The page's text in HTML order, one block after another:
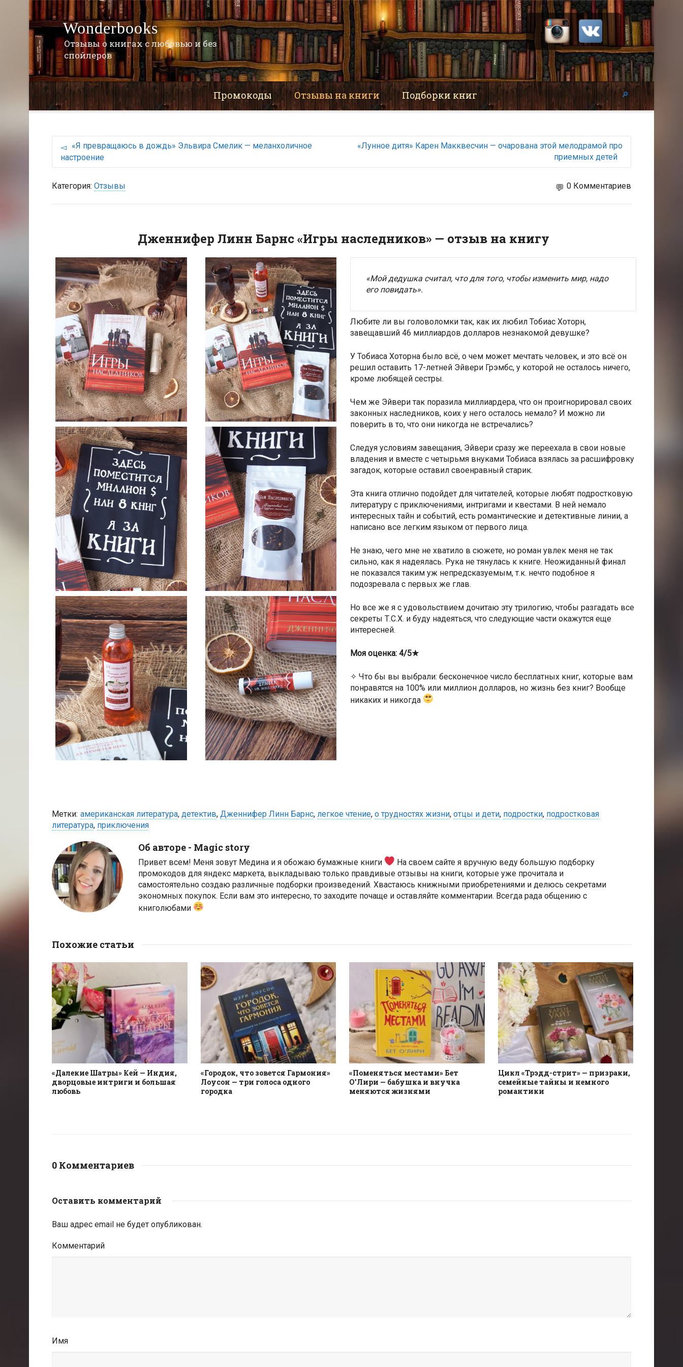
Wonderbooks
Отзывы о книгах с любовью и без
спойлеров
Промокоды Отзывы на книги Подборки книг
«Я превращаюсь в дождь» Эльвира Смелик — меланхоличное
настроение
«Лунное дитя» Карен Макквесчин — очарована этой мелодрамой про
приемных детей
Категория: Отзывы 0 Комментариев
Дженнифер Линн Барнс «Игры наследников» — отзыв на книгу
«Мой дедушка считал, что для того, чтобы изменить мир, надо
его повидать».
Любите ли вы головоломки так, как их любил Тобиас Хоторн,
завещавший 46 миллиардов долларов незнакомой девушке?
У Тобиаса Хоторна было всё, о чем может мечтать человек, и это всё он
решил оставить 17-летней Эйвери Грэмбс, у которой не осталось ничего,
кроме любящей сестры.
Чем же Эйвери так поразила миллиардера, что он проигнорировал своих
законных наследников, коих у него осталось немало? И можно ли
поверить в то, что они никогда не встречались?
Следуя условиям завещания, Эйвери сразу же переехала в свои новые
владения и вместе с четырьмя внуками Тобиаса взялась за расшифровку
загадок, которые оставил своенравный старик.
Эта книга отлично подойдет для читателей, которые любят подростковую
литературу с приключениями, интригами и квестами. В ней немало
интересных тайн и событий, есть романтические и детективные линии, а
написано все легким языком от первого лица.
Не знаю, чего мне не хватило в сюжете, но роман увлек меня не так
сильно, как я надеялась. Рука не тянулась к книге. Неожиданный финал
не показался таким уж непредсказуемым, т.к. нечто подобное я
подозревала с первых же глав.
Но все же я с удовольствием дочитаю эту трилогию, чтобы разгадать все
секреты Т.С.Х. и буду надеяться, что следующие части окажутся еще
интересней.
Моя оценка: 4/5★
✧ Что бы вы выбрали: бесконечное число бесплатных книг, которые вам
понравятся на 100% или миллион долларов, но жизнь без книг? Вообще
никаких и никогда
Метки: американская литература, детектив, Дженнифер Линн Барнс, легкое чтение, о трудностях жизни, отцы и дети, подростки, подростковая
литература, приключения
Об авторе - Magic story
Привет всем! Меня зовут Медина и я обожаю бумажные книги
На своем сайте я вручную веду большую подборку
промокодов для яндекс маркета, выкладываю только правдивые отзывы на книги, которые уже прочитала и
самостоятельно создаю различные подборки произведений. Хвастаюсь книжными приобретениями и делюсь секретами
экономных покупок. Если вам это интересно, то заходите почаще и оставляйте комментарии. Всегда рада общению с
книголюбами
Похожие статьи
«Далекие Шатры» Кей — Индия,
дворцовые интриги и большая
любовь
«Городок, что зовется Гармония»
Лоусон — три голоса одного
городка
«Поменяться местами» Бет
О’Лири — бабушка и внучка
меняются жизнями
Цикл «Трэдд-стрит» — призраки,
семейные тайны и немного
романтики
0 Комментариев
Оставить комментарий
Ваш адрес email не будет опубликован.
Комментарий
Имя